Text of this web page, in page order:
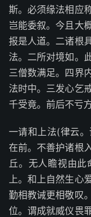
斯。必须缘法相应
岂能委叙。今且大
报是人道。二诸根
法。二所对境如。
三僧数满足。四界
法时中。三发心乞
千受竟。前后不亏
一请和上法(律云
在前。不善护诸根
丘。无人瞻视由此
上。和上自然生心
勤相教诫更相敬叹
位。谓成就威仪畏